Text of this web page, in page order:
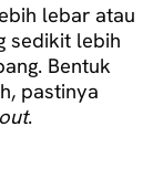
lebar atau
sedikit lebih
Bentuk
pastinya
.